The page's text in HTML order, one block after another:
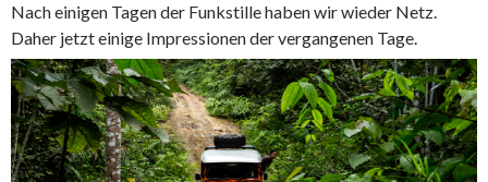
Nach einigen Tagen der Funkstille haben wir wieder Netz.
Daher jetzt einige Impressionen der vergangenen Tage.